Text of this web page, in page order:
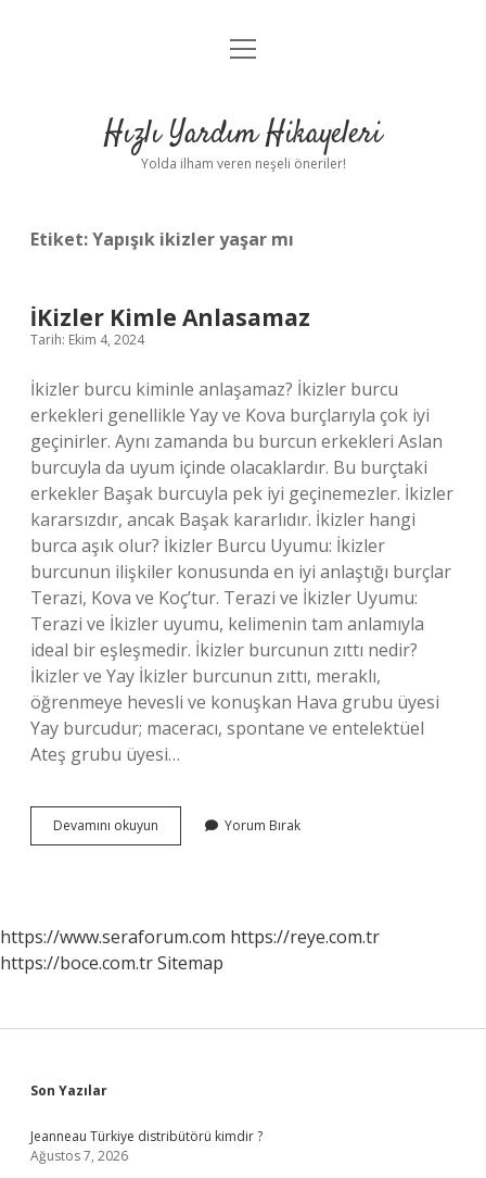
Anasayfa
Yasal Uyarı
menüyü
Hızlı Yardım Hikayeleri
Yolda ilham veren neşeli öneriler!
Etiket:Yapışık ikizler yaşar mı
İKizler Kimle Anlasamaz
Tarih: Ekim 4, 2024
İkizler burcu kiminle anlaşamaz? İkizler burcu
erkekleri genellikle Yay ve Kova burçlarıyla çok iyi
geçinirler. Aynı zamanda bu burcun erkekleri Aslan
burcuyla da uyum içinde olacaklardır. Bu burçtaki
erkekler Başak burcuyla pek iyi geçinemezler. İkizler
kararsızdır, ancak Başak kararlıdır. İkizler hangi
burca aşık olur? İkizler Burcu Uyumu: İkizler
burcunun ilişkiler konusunda en iyi anlaştığı burçlar
Terazi, Kova ve Koç’tur. Terazi ve İkizler Uyumu:
Terazi ve İkizler uyumu, kelimenin tam anlamıyla
ideal bir eşleşmedir. İkizler burcunun zıttı nedir?
İkizler ve Yay İkizler burcunun zıttı, meraklı,
öğrenmeye hevesli ve konuşkan Hava grubu üyesi
Yay burcudur; maceracı, spontane ve entelektüel
Ateş grubu üyesi…
Devamını okuyun
Kimle
Yorum Bırak
https://www.seraforum.com https://reye.com.tr
https://boce.com.trSitemap
Sidebar
Son Yazılar
Jeanneau Türkiye distribütörü kimdir ?
Ağustos 7, 2026